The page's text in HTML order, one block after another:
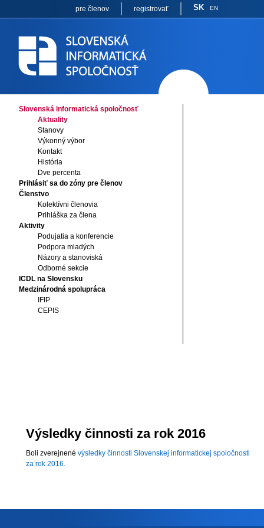
pre členov registrovať SK EN
Slovenská informatická spoločnosť
Aktuality
Stanovy
Výkonný výbor
Kontakt
História
Dve percenta
Prihlásiť sa do zóny pre členov
Členstvo
Kolektívni členovia
Prihláška za člena
Aktivity
Podujatia a konferencie
Podpora mladých
Názory a stanoviská
Odborné sekcie
ICDL na Slovensku
Medzinárodná spolupráca
IFIP
CEPIS
Výsledky činnosti za rok 2016
Boli zverejnené výsledky činnosti Slovenskej informatickej spoločnosti
za rok 2016.